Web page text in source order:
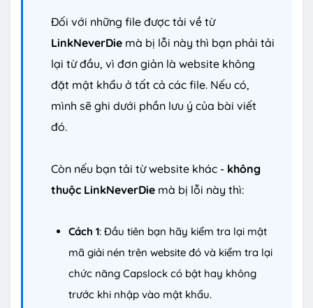
Đối với những file được tải về từ
LinkNeverDie mà bị lỗi này thì bạn phải tải
lại từ đầu, vì đơn giản là website không
đặt mật khẩu ở tất cả các file. Nếu có,
mình sẽ ghi dưới phần lưu ý của bài viết
đó.
Còn nếu bạn tải từ website khác - không
thuộc LinkNeverDie mà bị lỗi này thì:
Cách 1: Đầu tiên bạn hãy kiểm tra lại mật
mã giải nén trên website đó và kiểm tra lại
chức năng Capslock có bật hay không
trước khi nhập vào mật khẩu.